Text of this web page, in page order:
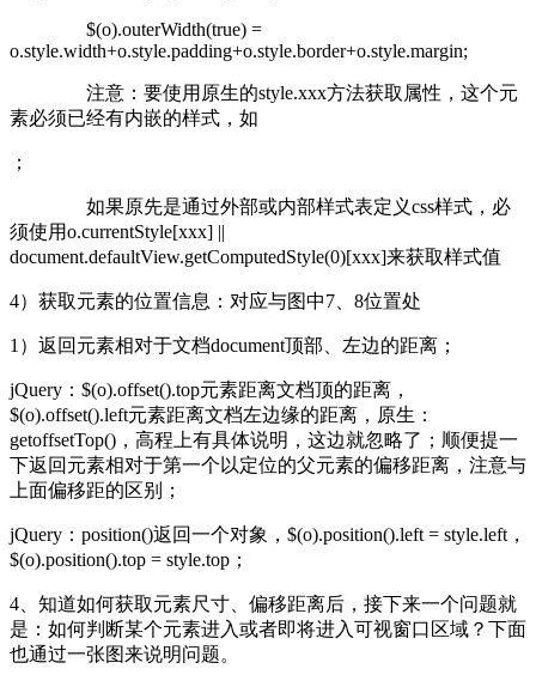
$(o).outerWidth(true) =
o.style.width+o.style.padding+o.style.border+o.style.margin;
注意：要使用原生的style.xxx方法获取属性，这个元
素必须已经有内嵌的样式，如
；
如果原先是通过外部或内部样式表定义css样式，必
须使用o.currentStyle[xxx] ||
document.defaultView.getComputedStyle(0)[xxx]来获取样式值
4）获取元素的位置信息：对应与图中7、8位置处
1）返回元素相对于文档document顶部、左边的距离；
jQuery：$(o).offset().top元素距离文档顶的距离，
$(o).offset().left元素距离文档左边缘的距离，原生：
getoffsetTop()，高程上有具体说明，这边就忽略了；顺便提一
下返回元素相对于第一个以定位的父元素的偏移距离，注意与
上面偏移距的区别；
jQuery：position()返回一个对象，$(o).position().left = style.left，
$(o).position().top = style.top；
4、知道如何获取元素尺寸、偏移距离后，接下来一个问题就
是：如何判断某个元素进入或者即将进入可视窗口区域？下面
也通过一张图来说明问题。